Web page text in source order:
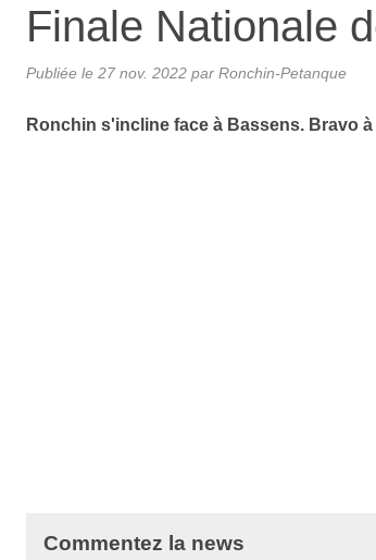
Finale Nationale
Publiée le 27 nov. 2022 par Ronchin-Petanque
Ronchin s'incline face à Bassens. Bravo
Commentez la news